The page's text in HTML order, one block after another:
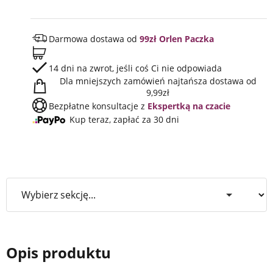
Darmowa dostawa od 99zł Orlen Paczka
14 dni na zwrot, jeśli coś Ci nie odpowiada
Dla mniejszych zamówień najtańsza dostawa od
9,99zł
Bezpłatne konsultacje z Ekspertką na czacie
Kup teraz, zapłać za 30 dni
Opis produktu